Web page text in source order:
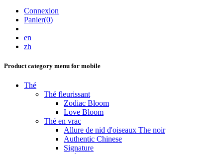
Connexion
Panier(0)
en
zh
Product category menu for mobile
Thé
Thé fleurissant
Zodiac Bloom
Love Bloom
Thé en vrac
Allure de nid d'oiseaux The noir
Authentic Chinese
Signature